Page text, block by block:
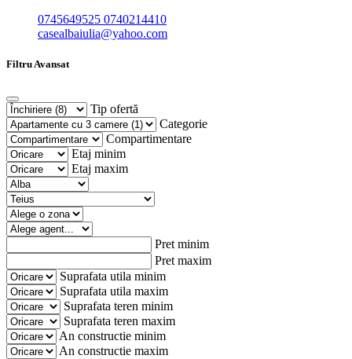
0745649525 0740214410
casealbaiulia@yahoo.com
Filtru Avansat
Tip ofertă
Categorie
Compartimentare
Etaj minim
Etaj maxim
Pret minim
Pret maxim
Suprafata utila minim
Suprafata utila maxim
Suprafata teren minim
Suprafata teren maxim
An constructie minim
An constructie maxim